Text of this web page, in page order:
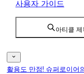
사용자 가이드
아티클
활용도 만점! 슈퍼로이어